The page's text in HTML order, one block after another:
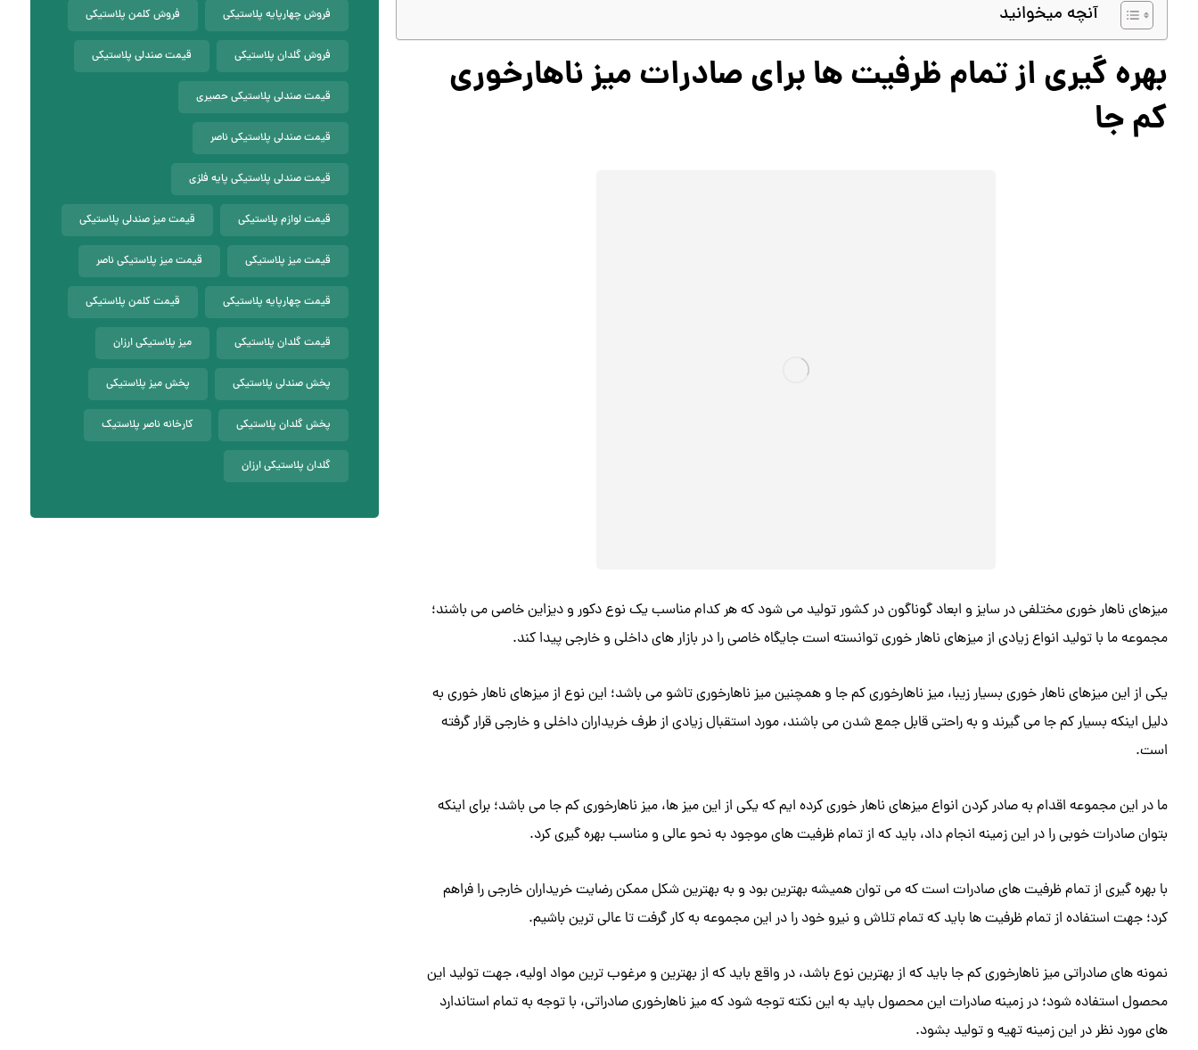
آنچه میخوانید
بهره گیری از تمام ظرفیت ها برای صادرات میز ناهارخوری
کم جا
میزهای ناهار خوری مختلفی در سایز و ابعاد گوناگون در کشور تولید می شود که هر کدام مناسب یک نوع دکور و دیزاین خاصی می باشند؛
مجموعه ما با تولید انواع زیادی از میزهای ناهار خوری توانسته است جایگاه خاصی را در بازار های داخلی و خارجی پیدا کند.
یکی از این میزهای ناهار خوری بسیار زیبا، میز ناهارخوری کم جا و همچنین میز ناهارخوری تاشو می باشد؛ این نوع از میزهای ناهار خوری به
دلیل اینکه بسیار کم جا می گیرند و به راحتی قابل جمع شدن می باشند، مورد استقبال زیادی از طرف خریداران داخلی و خارجی قرار گرفته
است.
ما در این مجموعه اقدام به صادر کردن انواع میزهای ناهار خوری کرده ایم که یکی از این میز ها، میز ناهارخوری کم جا می باشد؛ برای اینکه
بتوان صادرات خوبی را در این زمینه انجام داد، باید که از تمام ظرفیت های موجود به نحو عالی و مناسب بهره گیری کرد.
با بهره گیری از تمام ظرفیت های صادرات است که می توان همیشه بهترین بود و به بهترین شکل ممکن رضایت خریداران خارجی را فراهم
کرد؛ جهت استفاده از تمام ظرفیت ها باید که تمام تلاش و نیرو خود را در این مجموعه به کار گرفت تا عالی ترین باشیم.
نمونه های صادراتی میز ناهارخوری کم جا باید که از بهترین نوع باشد، در واقع باید که از بهترین و مرغوب ترین مواد اولیه، جهت تولید این
محصول استفاده شود؛ در زمینه صادرات این محصول باید به این نکته توجه شود که میز ناهارخوری صادراتی، با توجه به تمام استاندارد
های مورد نظر در این زمینه تهیه و تولید بشود.
فروش چهارپایه پلاستیکی فروش کلمن پلاستیکی
فروش گلدان پلاستیکی قیمت صندلی پلاستیکی
قیمت صندلی پلاستیکی حصیری
قیمت صندلی پلاستیکی ناصر
قیمت صندلی پلاستیکی پایه فلزی
قیمت لوازم پلاستیکی قیمت میز صندلی پلاستیکی
قیمت میز پلاستیکی قیمت میز پلاستیکی ناصر
قیمت چهارپایه پلاستیکی قیمت کلمن پلاستیکی
قیمت گلدان پلاستیکی میز پلاستیکی ارزان
پخش صندلی پلاستیکی پخش میز پلاستیکی
پخش گلدان پلاستیکی کارخانه ناصر پلاستیک
گلدان پلاستیکی ارزان